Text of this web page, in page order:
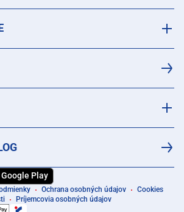
Google Play
Ochrana osobných údajov
Cookies
Príjemcovia osobných údajov